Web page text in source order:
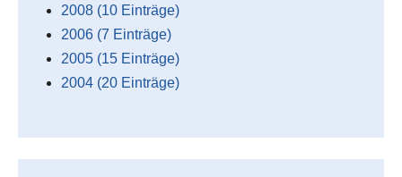
2008 (10 Einträge)
2006 (7 Einträge)
2005 (15 Einträge)
2004 (20 Einträge)